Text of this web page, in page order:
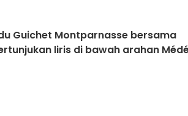
Guichet Montparnasse bersama
liris di bawah arahan